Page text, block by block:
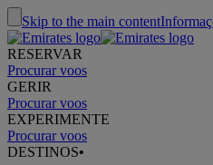
Skip to the main content
RESERVAR
Procurar voos
GERIR
Procurar voos
EXPERIMENTE
Procurar voos
DESTINOS•